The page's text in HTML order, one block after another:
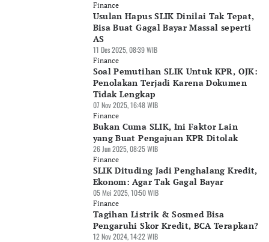
Finance
Usulan Hapus SLIK Dinilai Tak Tepat,
Bisa Buat Gagal Bayar Massal seperti
AS
11 Des 2025, 08:39 WIB
Finance
Soal Pemutihan SLIK Untuk KPR, OJK:
Penolakan Terjadi Karena Dokumen
Tidak Lengkap
07 Nov 2025, 16:48 WIB
Finance
Bukan Cuma SLIK, Ini Faktor Lain
yang Buat Pengajuan KPR Ditolak
26 Jun 2025, 08:25 WIB
Finance
SLIK Dituding Jadi Penghalang Kredit,
Ekonom: Agar Tak Gagal Bayar
05 Mei 2025, 10:50 WIB
Finance
⁠Tagihan Listrik & Sosmed Bisa
Pengaruhi Skor Kredit, BCA Terapkan?
12 Nov 2024, 14:22 WIB